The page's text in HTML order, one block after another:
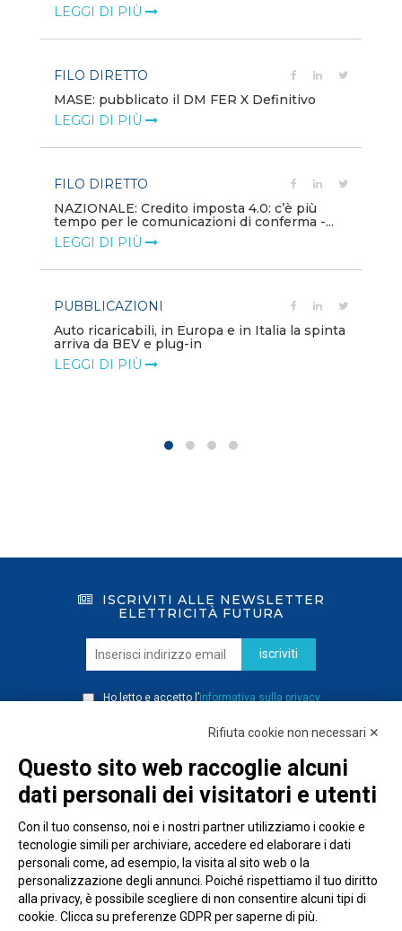
LEGGI DI PIÙ
FILO DIRETTO
MASE: pubblicato il DM FER X Definitivo
LEGGI DI PIÙ
FILO DIRETTO
NAZIONALE: Credito imposta 4.0: c’è più
tempo per le comunicazioni di conferma -...
LEGGI DI PIÙ
PUBBLICAZIONI
Auto ricaricabili, in Europa e in Italia la spinta
arriva da BEV e plug-in
LEGGI DI PIÙ
ISCRIVITI ALLE NEWSLETTER
ELETTRICITÀ FUTURA
iscriviti
Ho letto e accetto l’informativa sulla privacy
Rifiuta cookie non necessari ✕
Questo sito web raccoglie alcuni
dati personali dei visitatori e utenti
Con il tuo consenso, noi e i nostri partner utilizziamo i cookie e
tecnologie simili per archiviare, accedere ed elaborare i dati
personali come, ad esempio, la visita al sito web o la
personalizzazione degli annunci. Poiché rispettiamo il tuo diritto
alla privacy, è possibile scegliere di non consentire alcuni tipi di
cookie. Clicca su preferenze GDPR per saperne di più.